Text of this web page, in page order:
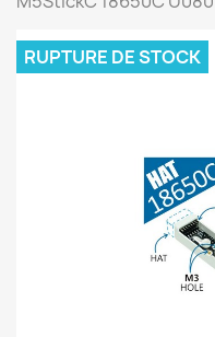
RUPTURE DE STOCK